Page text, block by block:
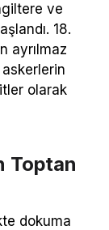
ve
18.
ayrılmaz
olarak
Toptan
dokuma